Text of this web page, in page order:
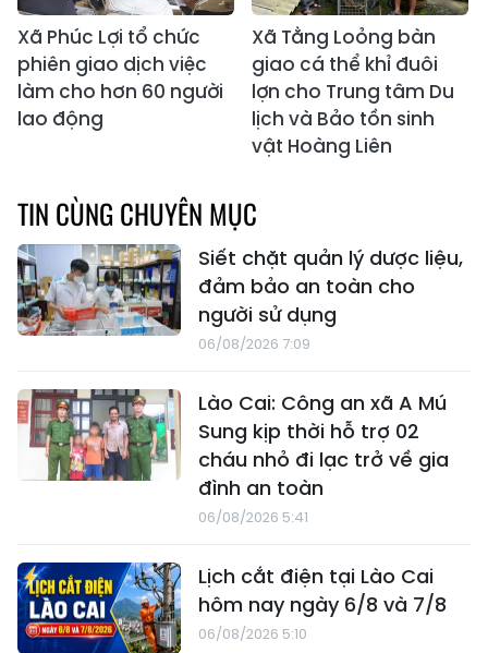
Xã Phúc Lợi tổ chức
phiên giao dịch việc
làm cho hơn 60 người
lao động
Xã Tằng Loỏng bàn
giao cá thể khỉ đuôi
lợn cho Trung tâm Du
lịch và Bảo tồn sinh
vật Hoàng Liên
TIN CÙNG CHUYÊN MỤC
Siết chặt quản lý dược liệu,
đảm bảo an toàn cho
người sử dụng
06/08/2026 7:09
Lào Cai: Công an xã A Mú
Sung kịp thời hỗ trợ 02
cháu nhỏ đi lạc trở về gia
đình an toàn
06/08/2026 5:41
Lịch cắt điện tại Lào Cai
hôm nay ngày 6/8 và 7/8
06/08/2026 5:10